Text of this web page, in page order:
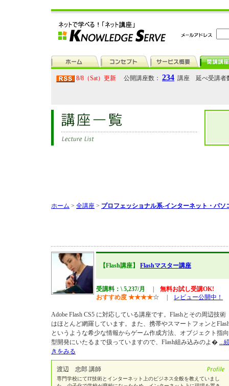
8/8（Sat）更新 公開講座数： 234 講座 延べ受講者
ホーム > 全講座 > プロフェッショナル系-インターネット・パソ
【Flash講座】 Flashマスター講座
受講料：\ 5,237/月
無料お試し受講OK!
おすすめ度 ★★★★☆ レビュー公開中！
Adobe Flash CS5 に対応している講座です。Flashとその周辺技術
はほとんど網羅しています。また、携帯やスマートフォンと
というような希少な情報からゲーム作成方法、オブジェクト指向
型開発にいたるまで扱っていますので、Flash組み込みのよ� ...
きをみる
渡辺 忠郎 講師
専門学校にてIT技術とインターネット上のビジネス全般を教えていまし